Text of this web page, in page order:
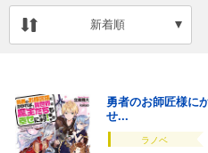
新着順
勇者のお師匠様に
せ...
ラノベ